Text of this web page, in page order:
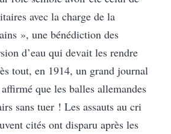
avec la charge de la
», une bénédiction des
d’eau qui devait les rendre
tout, en 1914, un grand journal
que les balles allemandes
sans tuer ! Les assauts au cri
cités ont disparu après les